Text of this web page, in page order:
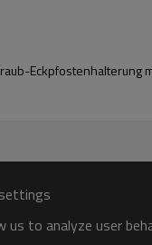
Eckpfostenhalterung
to analyze user